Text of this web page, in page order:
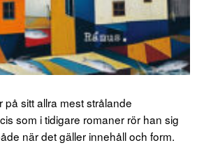
på sitt allra mest strålande
som i tidigare romaner rör han sig
när det gäller innehåll och form.